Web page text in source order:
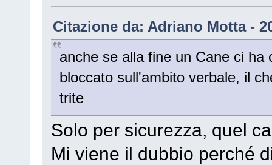
Citazione da: Adriano Motta -
anche se alla fine un Cane ci
bloccato sull'ambito verbale, il
trite
Solo per sicurezza, quel
Mi viene il dubbio perché